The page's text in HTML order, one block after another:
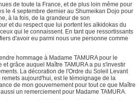
de toute la France, et de plus loin même pour
le 4 septembre dernier au Shumeikan Dojo pour
à la fois, de la grandeur de son
et du respect que lui portent les aïkidokas du
qui le connaissent. En tant que ressortissants
d'avoir eu parmi nous une personne comme
hommage à Madame TAMURA pour le
grâce auquel Maître TAMURA a pu s'investir
La décoration de l'Ordre du Soleil Levant
aujourd'hui, est le témoignage de la
de mon gouvernement pour tout ce que Maître
un remerciement pour Madame TAMURA.